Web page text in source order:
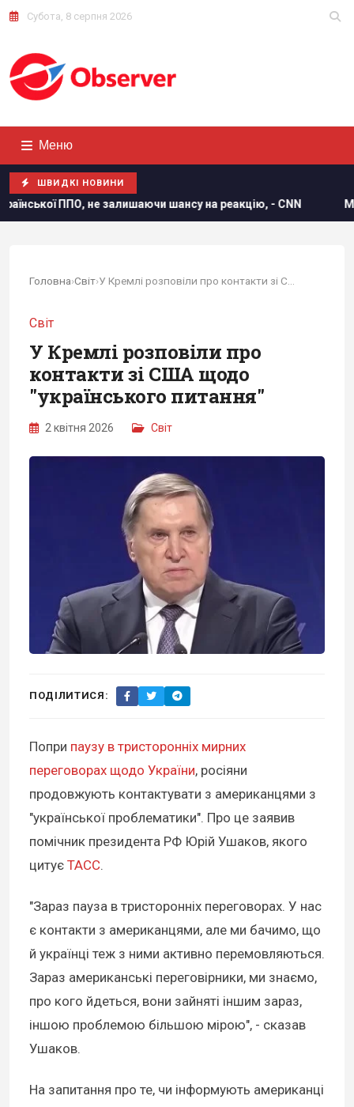
Субота, 8 серпня 2026
Меню
ШВИДКІ НОВИНИ
не залишаючи шансу на реакцію, - CNN Мелоні
Головна›Світ›
Світ
У Кремлі розповіли про
контакти зі США щодо
"українського питання"
2 квітня 2026 Світ
ПОДІЛИТИСЯ:
Попри паузу в тристоронніх мирних
переговорах щодо України, росіяни
продовжують контактувати з американцями з
"української проблематики". Про це заявив
помічник президента РФ Юрій Ушаков, якого
цитує ТАСС.
"Зараз пауза в тристоронніх переговорах. У нас
є контакти з американцями, але ми бачимо, що
й українці теж з ними активно перемовляються.
Зараз американські переговірники, ми знаємо,
про кого йдеться, вони зайняті іншим зараз,
іншою проблемою більшою мірою", - сказав
Ушаков.
На запитання про те, чи інформують американці